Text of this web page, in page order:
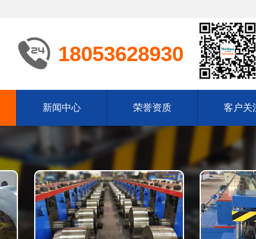
18053628930
新闻中心 荣誉资质 客户关